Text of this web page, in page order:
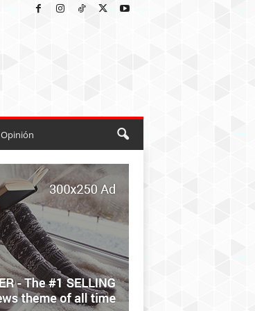
Opinión